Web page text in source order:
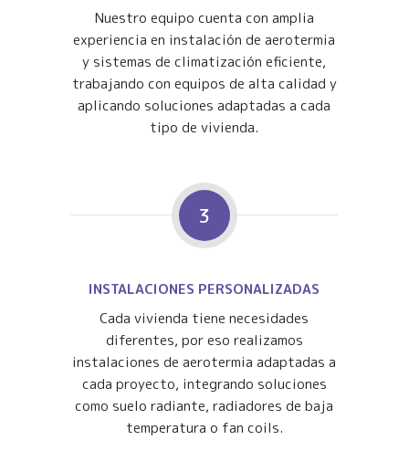
Nuestro equipo cuenta con amplia
experiencia en instalación de aerotermia
y sistemas de climatización eficiente,
trabajando con equipos de alta calidad y
aplicando soluciones adaptadas a cada
tipo de vivienda.
3
INSTALACIONES PERSONALIZADAS
Cada vivienda tiene necesidades
diferentes, por eso realizamos
instalaciones de aerotermia adaptadas a
cada proyecto, integrando soluciones
como suelo radiante, radiadores de baja
temperatura o fan coils.